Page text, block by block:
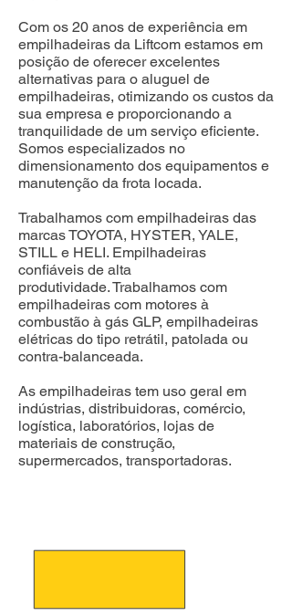
Com os 20 anos de experiência em
empilhadeiras da Liftcom estamos em
posição de oferecer excelentes
alternativas para o aluguel de
empilhadeiras, otimizando os custos da
sua empresa e proporcionando a
tranquilidade de um serviço eficiente.
Somos especializados no
dimensionamento dos equipamentos e
manutenção da frota locada.
Trabalhamos com empilhadeiras das
marcas TOYOTA, HYSTER, YALE,
STILL e HELI. Empilhadeiras
confiáveis de alta
produtividade.Trabalhamos com
empilhadeiras com motores à
combustão à gás GLP, empilhadeiras
elétricas do tipo retrátil, patolada ou
contra-balanceada.
As empilhadeiras tem uso geral em
indústrias, distribuidoras, comércio,
logística, laboratórios, lojas de
materiais de construção,
supermercados, transportadoras.